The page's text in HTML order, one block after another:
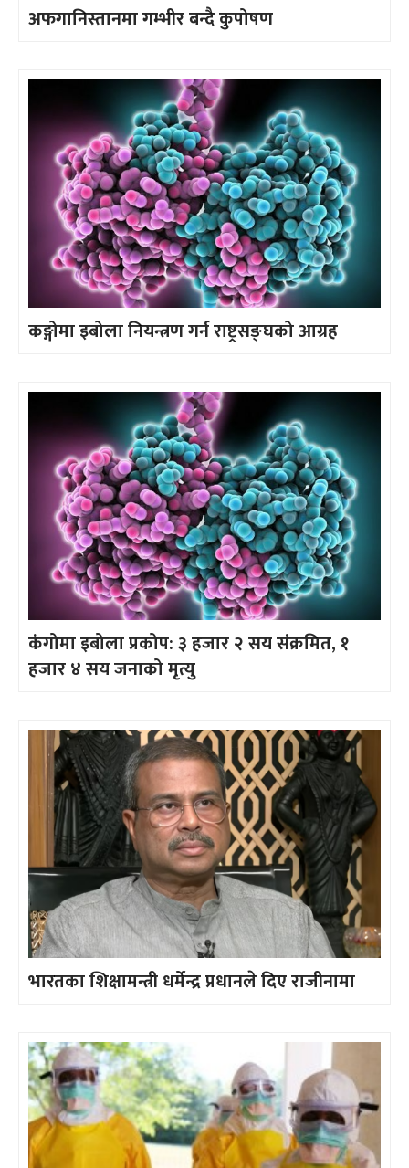
अफगानिस्तानमा गम्भीर बन्दै कुपोषण
कङ्गोमा इबोला नियन्त्रण गर्न राष्ट्रसङ्घको आग्रह
कंगोमा इबोला प्रकोप: ३ हजार २ सय संक्रमित, १
हजार ४ सय जनाको मृत्यु
भारतका शिक्षामन्त्री धर्मेन्द्र प्रधानले दिए राजीनामा